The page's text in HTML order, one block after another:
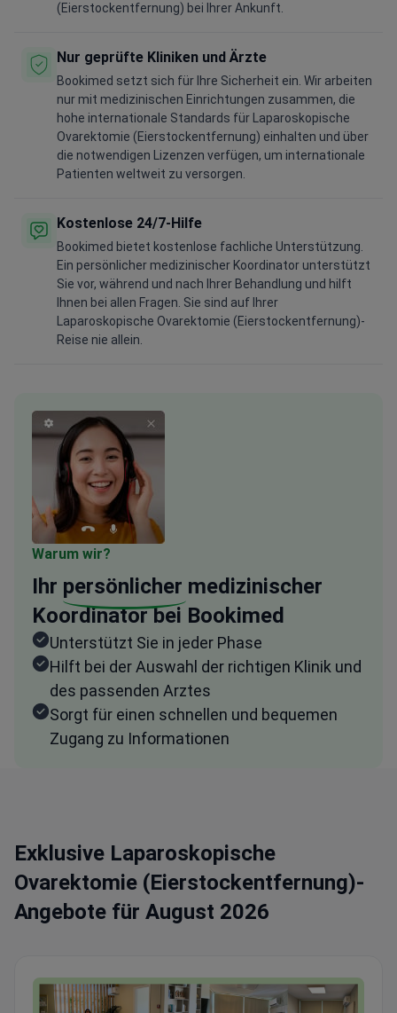
(Eierstockentfernung) bei Ihrer Ankunft.
Nur geprüfte Kliniken und Ärzte
Bookimed setzt sich für Ihre Sicherheit ein. Wir arbeiten
nur mit medizinischen Einrichtungen zusammen, die
hohe internationale Standards für Laparoskopische
Ovarektomie (Eierstockentfernung) einhalten und über
die notwendigen Lizenzen verfügen, um internationale
Patienten weltweit zu versorgen.
Kostenlose 24/7-Hilfe
Bookimed bietet kostenlose fachliche Unterstützung.
Ein persönlicher medizinischer Koordinator unterstützt
Sie vor, während und nach Ihrer Behandlung und hilft
Ihnen bei allen Fragen. Sie sind auf Ihrer
Laparoskopische Ovarektomie (Eierstockentfernung)-
Reise nie allein.
Warum wir?
Ihr persönlicher medizinischer
Koordinator bei Bookimed
Unterstützt Sie in jeder Phase
Hilft bei der Auswahl der richtigen Klinik und
des passenden Arztes
Sorgt für einen schnellen und bequemen
Zugang zu Informationen
Exklusive Laparoskopische
Ovarektomie (Eierstockentfernung)-
Angebote für August 2026